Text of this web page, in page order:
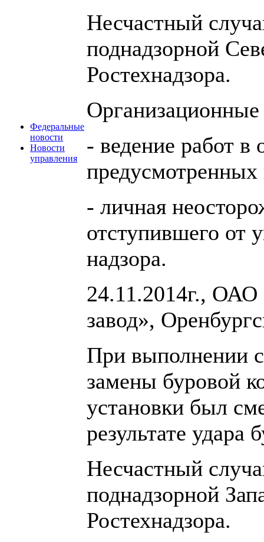
Федеральные
новости
Новости
управления
Несчастный
поднадзорной
Ростехнадзора.
- ведение работ в
предусмотренных
- личная
отступившего от
надзора.
24.11.2014г.,
завод»,
При выполнении
замены буровой
установки был
результате удара
Несчастный
поднадзорной
Ростехнадзора.